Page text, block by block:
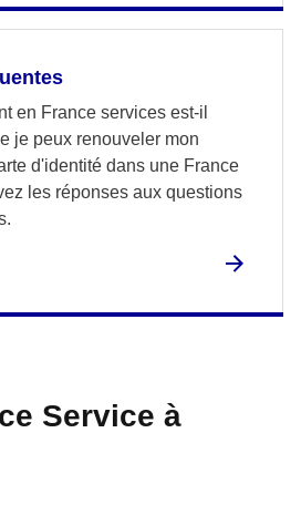
en France services est-il
je peux renouveler mon
d'identité dans une France
les réponses aux questions
Service à